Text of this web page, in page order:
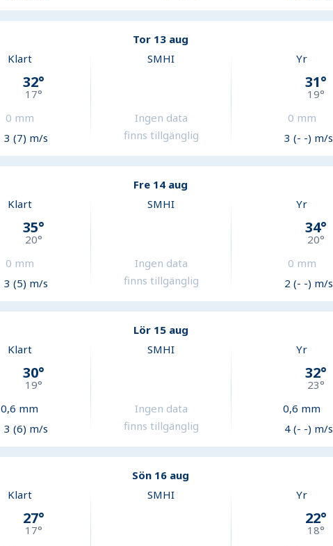
Tor 13 aug
Klart
32°
17°
0 mm
3 (7) m/s
SMHI
Ingen data
finns tillgänglig
Yr
31°
19°
0 mm
3 (- -) m/s
Fre 14 aug
Klart
35°
20°
0 mm
3 (5) m/s
SMHI
Ingen data
finns tillgänglig
Yr
34°
20°
0 mm
2 (- -) m/s
Lör 15 aug
Klart
30°
19°
0,6 mm
3 (6) m/s
SMHI
Ingen data
finns tillgänglig
Yr
32°
23°
0,6 mm
4 (- -) m/s
Sön 16 aug
Klart
27°
17°
SMHI Yr
22°
18°